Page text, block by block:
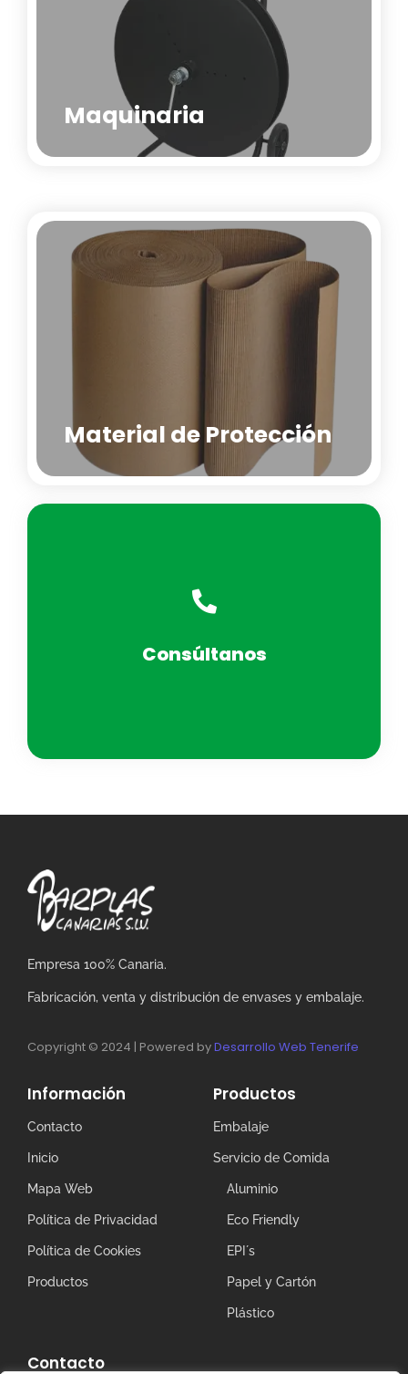
Maquinaria
Material de Protección
Consúltanos
Empresa 100% Canaria.
Fabricación, venta y distribución de envases y embalaje.
Copyright © 2024 | Powered byDesarrollo Web Tenerife
Información
Contacto
Inicio
Mapa Web
Política de Privacidad
Política de Cookies
Productos
Productos
Embalaje
Servicio de Comida
Aluminio
Eco Friendly
EPI´s
Papel y Cartón
Plástico
Contacto